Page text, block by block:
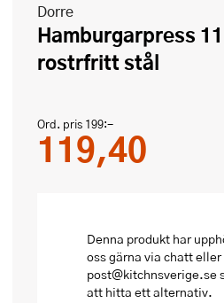
Dorre
Hamburgarpress 11 cm
rostrfritt stål
Ord. pris 199:-
119,40
Denna produkt har
oss gärna via chatt eller
post@kitchnsverige.se
att hitta ett alternativ.